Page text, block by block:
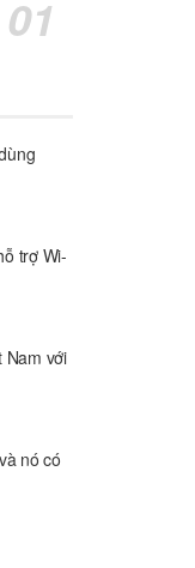
trợ Wi-
Nam với
nó có